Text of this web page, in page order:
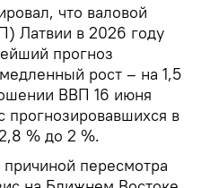
что валовой
Латвии в 2026 году
прогноз
рост – на 1,5
ВВП 16 июня
прогнозировавшихся в
% до 2 %.
причиной пересмотра